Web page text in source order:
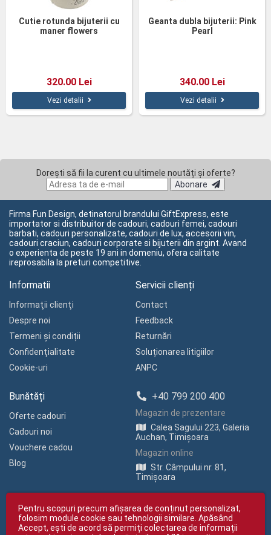
Cutie rotunda bijuterii cu
maner flowers
320.00 Lei
Vezi detalii
Geanta dubla bijuterii: Pink
Pearl
340.00 Lei
Vezi detalii
Dorești să fii la curent cu ultimele noutăți și oferte?
Abonare
Firma Fun Design, detinatorul brandului GiftExpress, este
importator si distribuitor de cadouri, cadouri femei, cadouri
barbati, cadouri personalizate, cadouri de lux, accesorii vin,
cadouri craciun, cadouri corporate si bijuterii din argint. Avand
o experienta de peste 19 ani in domeniu, ofera calitate
ireprosabila la preturi competitive.
Informatii
Informaţii clienţi
Despre noi
Termeni și condiții
Confidenţialitate
Cookie-uri
Servicii clienți
Contact
Feedback
Returnări
Soluționarea litigiilor
ANPC
Bunătăți
Oferte cadouri
Cadouri noi
Vouchere cadou
Blog
+40 799 200 400
Magazin de prezentare
Calea Sagului 223, Galeria
Auchan, Timișoara
Magazin online
Str. Câmpului nr. 81,
Timișoara
Pentru scopuri precum afișarea de conținut personalizat,
folosim module cookie sau tehnologii similare. Apăsând
Accept, ești de acord să permiți colectarea de informații